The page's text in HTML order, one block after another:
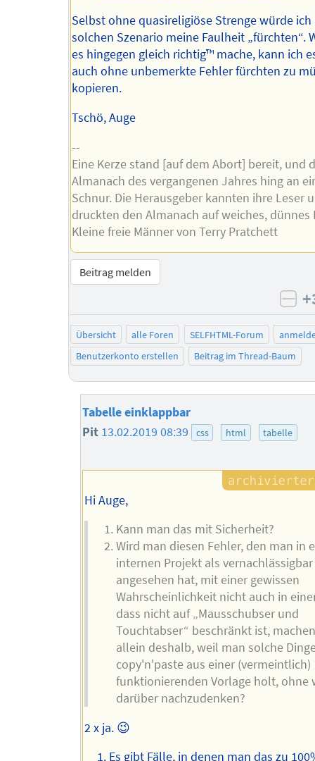
Selbst ohne quasireligiöse Strenge würde
solchen Szenario meine Faulheit „fürchten“.
es hingegen gleich richtig™️ mache, kann ich
auch ohne unbemerkte Fehler fürchten zu
kopieren.
Tschö, Auge
--
Eine Kerze stand [auf dem Abort] bereit, und
Almanach des vergangenen Jahres hing an
Schnur. Die Herausgeber kannten ihre Leser
druckten den Almanach auf weiches, dünnes
Kleine freie Männer von Terry Pratchett
Beitrag melden
Übersicht alle Foren SELFHTML-Forum
Benutzerkonto erstellen
Beitrag im Thread-Baum
Tabelle einklappbar
Pit 13.02.2019 08:39 css html tabelle
Hi Auge,
Kann man das mit Sicherheit?
Wird man diesen Fehler, den man in
internen Projekt als vernachlässigbar
angesehen hat, mit einer gewissen
Wahrscheinlichkeit nicht auch in
dass nicht auf „Mausschubser und
Touchtabser“ beschränkt ist,
allein deshalb, weil man solche
copy'n'paste aus einer (vermeintlich)
funktionierenden Vorlage holt, ohne
darüber nachzudenken?
2 x ja. 😉
Es gibt Fälle, in denen man das zu